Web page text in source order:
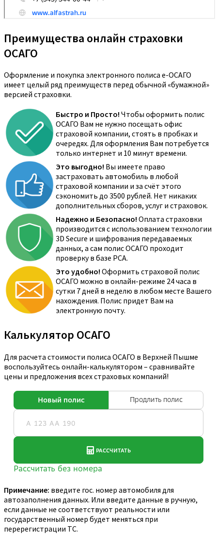
Преимущества онлайн страховки
ОСАГО
Оформление и покупка электронного полиса е-ОСАГО
имеет целый ряд преимуществ перед обычной «бумажной»
версией страховки.
Быстро и Просто! Чтобы оформить полис
ОСАГО Вам не нужно посещать офис
страховой компании, стоять в пробках и
очередях. Для оформления Вам потребуется
только интернет и 10 минут времени.
Это выгодно! Вы имеете право
застраховать автомобиль в любой
страховой компании и за счёт этого
сэкономить до 3500 рублей. Нет никаких
дополнительных сборов, услуг и страховок.
Надежно и Безопасно! Оплата страховки
производится с использованием технологии
3D Secure и шифрования передаваемых
данных, а сам полис ОСАГО проходит
проверку в базе РСА.
Это удобно! Оформить страховой полис
ОСАГО можно в онлайн-режиме 24 часа в
сутки 7 дней в неделю в любом месте Вашего
нахождения. Полис придет Вам на
электронную почту.
Калькулятор ОСАГО
Для расчета стоимости полиса ОСАГО в Верхней Пышме
воспользуйтесь онлайн-калькулятором – сравнивайте
цены и предложения всех страховых компаний!
Примечание: введите гос. номер автомобиля для
автозаполнения данных. Или введите данные в ручную,
если данные не соответствуют реальности или
государственный номер будет меняться при
перерегистрации ТС.